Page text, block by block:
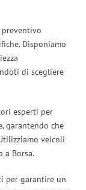
Disponiamo
di scegliere
esperti per
garantendo che
veicoli
a Borsa.
per garantire un